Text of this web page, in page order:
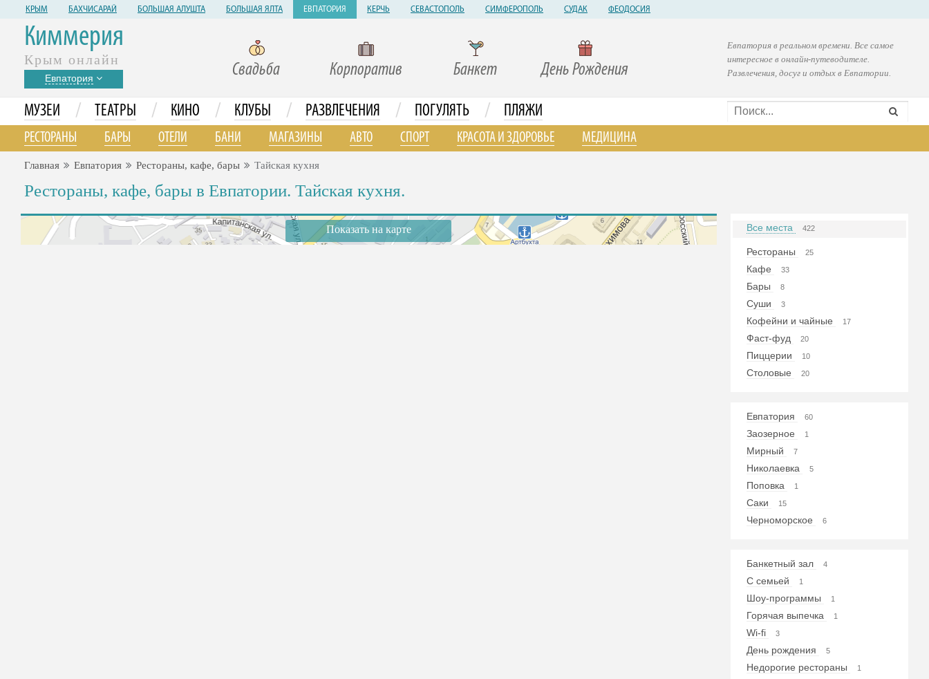
КРЫМ БАХЧИСАРАЙ БОЛЬШАЯ АЛУШТА БОЛЬШАЯ ЯЛТА ЕВПАТОРИЯ КЕРЧЬ СЕВАСТОПОЛЬ СИМФЕРОПОЛЬ СУДАК ФЕОДОСИЯ
Киммерия
Крым онлайн
Евпатория Свадьба Корпоратив Банкет День Рождения
Евпатория в реальном времени. Все самое
интересное в онлайн-путеводителе.
Развлечения, досуг и отдых в Евпатории.
МУЗЕИ / ТЕАТРЫ / КИНО / КЛУБЫ / РАЗВЛЕЧЕНИЯ / ПОГУЛЯТЬ / ПЛЯЖИ
РЕСТОРАНЫ БАРЫ ОТЕЛИ БАНИ МАГАЗИНЫ АВТО СПОРТ КРАСОТА И ЗДОРОВЬЕ МЕДИЦИНА
Главная Евпатория Рестораны, кафе, бары Тайская кухня
Рестораны, кафе, бары в Евпатории. Тайская кухня.
Показать на карте Все места 422
Рестораны 25
Кафе 33
Бары 8
Суши 3
Кофейни и чайные 17
Фаст-фуд 20
Пиццерии 10
Столовые 20
Евпатория 60
Заозерное 1
Мирный 7
Николаевка 5
Поповка 1
Саки 15
Черноморское 6
Банкетный зал 4
С семьей 1
Шоу-программы 1
Горячая выпечка 1
Wi-fi 3
День рождения 5
Недорогие рестораны 1